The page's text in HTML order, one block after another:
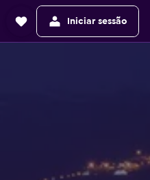
Iniciar sessão